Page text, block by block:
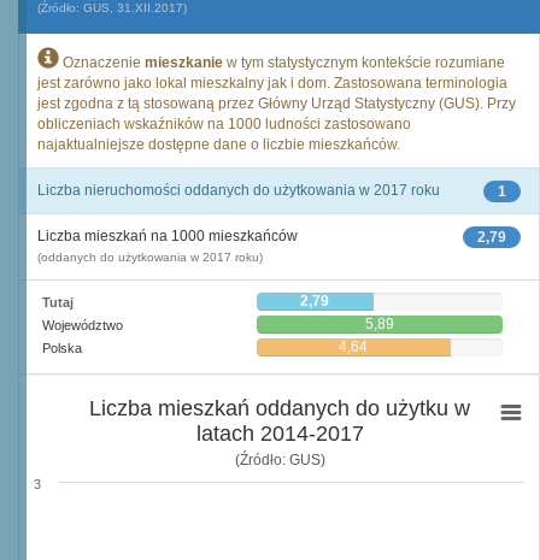
(Źródło: GUS, 31.XII.2017)
Oznaczenie mieszkanie w tym statystycznym kontekście rozumiane
jest zarówno jako lokal mieszkalny jak i dom. Zastosowana terminologia
jest zgodna z tą stosowaną przez Główny Urząd Statystyczny (GUS). Przy
obliczeniach wskaźników na 1000 ludności zastosowano
najaktualniejsze dostępne dane o liczbie mieszkańców.
1
Liczba nieruchomości oddanych do użytkowania w 2017 roku
2,79
Liczba mieszkań na 1000 mieszkańców
(oddanych do użytkowania w 2017 roku)
Tutaj 2,79
Województwo 5,89
Polska 4,64
Liczba mieszkań oddanych do użytku w
latach 2014-2017
(Źródło: GUS)
3